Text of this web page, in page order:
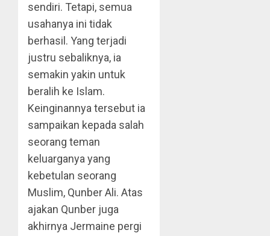
sendiri. Tetapi, semua
usahanya ini tidak
berhasil. Yang terjadi
justru sebaliknya, ia
semakin yakin untuk
beralih ke Islam.
Keinginannya tersebut ia
sampaikan kepada salah
seorang teman
keluarganya yang
kebetulan seorang
Muslim, Qunber Ali. Atas
ajakan Qunber juga
akhirnya Jermaine pergi